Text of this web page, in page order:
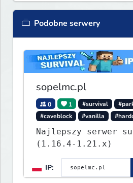
Podobne serwery
sopelmc.pl
0 1 #survival
#caveblock
#vanilla
Najlepszy serwer
(1.16.4-1.21.x)
IP: